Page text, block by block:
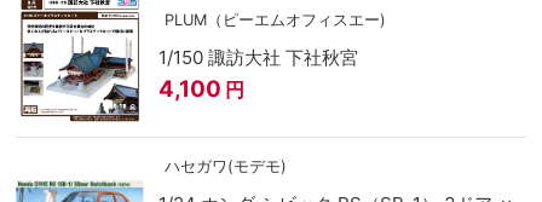
PLUM（ピーエムオフィスエー)
1/150 諏訪大社 下社秋宮
4,100 円
ハセガワ(モデモ)